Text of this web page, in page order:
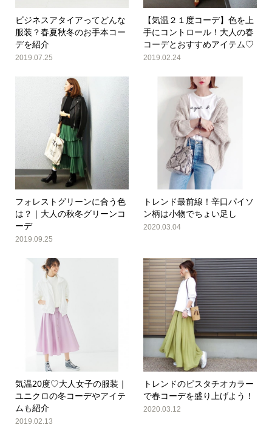
ビジネスアタイアってどんな
服装？春夏秋冬のお手本コー
デを紹介
2019.07.25
【気温２１度コーデ】色を上
手にコントロール！大人の春
コーデとおすすめアイテム♡
2019.02.24
フォレストグリーンに合う色
は？｜大人の秋冬グリーンコ
ーデ
2019.09.25
トレンド最前線！辛口パイソ
ン柄は小物でちょい足し
2020.03.04
気温20度♡大人女子の服装｜
ユニクロの冬コーデやアイテ
ムも紹介
2019.02.13
トレンドのピスタチオカラー
で春コーデを盛り上げよう！
2020.03.12